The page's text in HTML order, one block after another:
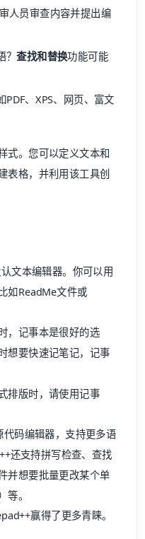
人员审查内容并提出编
？查找和替换功能可能
PDF、XPS、网页、富文
式。您可以定义文本和
表格，并利用该工具创
文本编辑器。你可以用
如ReadMe文件或
，记事本是很好的选
想要快速记笔记，记事
排版时，请使用记事
码编辑器，支持更多语
还支持拼写检查、查找
并想要批量更改某个单
。
赢得了更多青睐。